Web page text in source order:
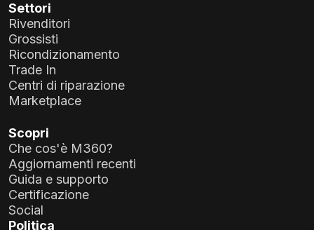
Settori
Rivenditori
Grossisti
Ricondizionamento
Trade In
Centri di riparazione
Marketplace
Scopri
Che cos'è M360?
Aggiornamenti recenti
Guida e supporto
Certificazione
Social
Politica